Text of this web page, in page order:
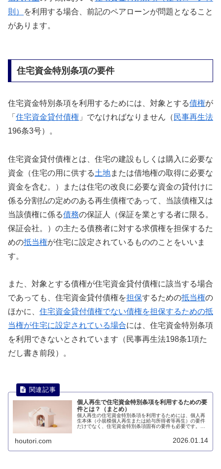
則）
を利用する場合、前記のペアローンが問題となること
があります。
住宅資金特別条項の要件
住宅資金特別条項を利用するためには、対象とする債権が
「 住宅資金貸付債権 」でなければなりません（ 民事再生法
196条3号）。
住宅資金貸付債権とは、住宅の建設もしくは購入に必要な
資金（住宅の用に供する土地または借地権の取得に必要な
資金を含む。）または住宅の改良に必要な資金の貸付けに
係る分割払の定めのある再生債権であって、当該債権又は
当該債権に係る債務の保証人（保証を業とする者に限る。
保証会社。）の主たる債務者に対する求償権を担保するた
めの抵当権が住宅に設定されているもののことをいいま
す。
また、対象とする債権が住宅資金貸付債権に該当する場合
であっても、住宅資金貸付債権を担保するための抵当権の
ほかに、 住宅資金貸付債権でない債権を担保するための抵
当権が住宅に設定されている場合には、住宅資金特別条項
を利用できないとされています（民事再生法198条1項た
だし書き前段）。
個人再生で住宅資金特別条項を利用するための要
件とは？（まとめ）
個人再生の住宅資金特別条項を利用するためには、個人再
生本体（小規模個人再生または給与所得者等再生）の要件
だけでなく、住宅資金特別条項固有の要件も必要です。こ
houtori.com 2026.01.14